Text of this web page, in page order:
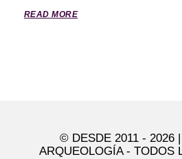
READ MORE
© DESDE 2011 - 2026
ARQUEOLOGÍA - TODOS